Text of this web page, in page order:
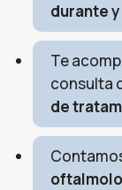
durante
Te
consulta
de